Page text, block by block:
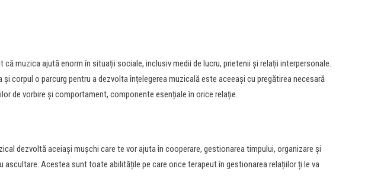
că muzica ajută enorm în situații sociale, inclusiv medii de lucru, prietenii și relații interpersonale.
și corpul o parcurg pentru a dezvolta înțelegerea muzicală este aceeași cu pregătirea necesară
de vorbire și comportament, componente esențiale în orice relație.
dezvoltă aceiași mușchi care te vor ajuta în cooperare, gestionarea timpului, organizare și
ascultare. Acestea sunt toate abilitățile pe care orice terapeut în gestionarea relațiilor ți le va